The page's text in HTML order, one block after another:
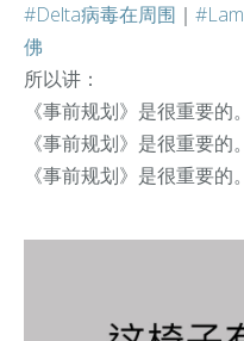
#Delta病毒在周围 ｜
佛
所以讲：
《事前规划》是很重要的。
《事前规划》是很重要的。
《事前规划》是很重要的。